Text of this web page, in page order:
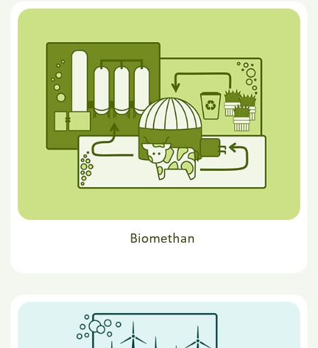
Biomethan